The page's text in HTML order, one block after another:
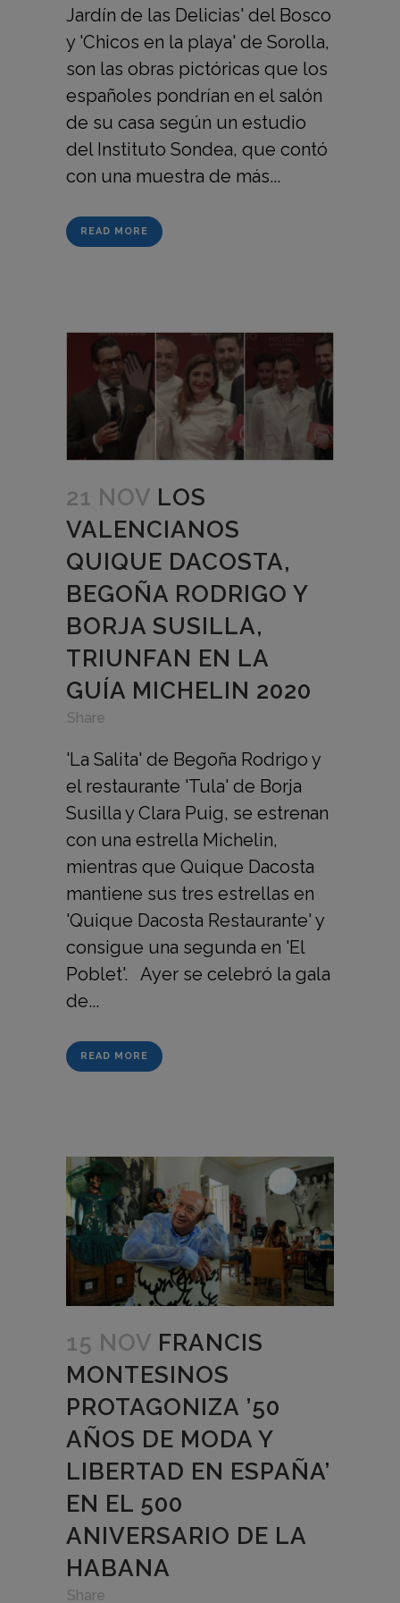
Jardín de las Delicias' del Bosco
y 'Chicos en la playa' de Sorolla,
son las obras pictóricas que los
españoles pondrían en el salón
de su casa según un estudio
del Instituto Sondea, que contó
con una muestra de más...
READ MORE
21 NOV LOS
VALENCIANOS
QUIQUE DACOSTA,
BEGOÑA RODRIGO Y
BORJA SUSILLA,
TRIUNFAN EN LA
GUÍA MICHELIN 2020
Share
'La Salita' de Begoña Rodrigo y
el restaurante 'Tula' de Borja
Susilla y Clara Puig, se estrenan
con una estrella Michelin,
mientras que Quique Dacosta
mantiene sus tres estrellas en
'Quique Dacosta Restaurante' y
consigue una segunda en 'El
Poblet'. Ayer se celebró la gala
de...
READ MORE
15 NOV FRANCIS
MONTESINOS
PROTAGONIZA ’50
AÑOS DE MODA Y
LIBERTAD EN ESPAÑA’
EN EL 500
ANIVERSARIO DE LA
HABANA
Share